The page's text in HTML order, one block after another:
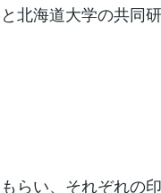
北海道大学の共同
らい、それぞれの